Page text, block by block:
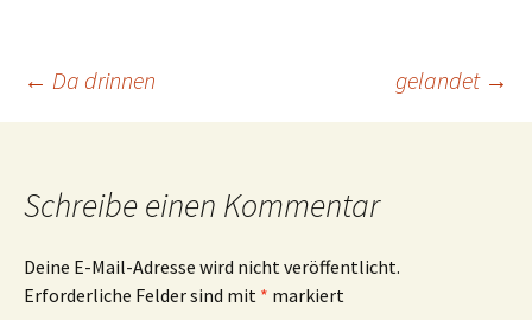
Beitrags-
← Da drinnen gelandet →
Schreibe einen Kommentar
Deine E-Mail-Adresse wird nicht veröffentlicht.
Erforderliche Felder sind mit * markiert